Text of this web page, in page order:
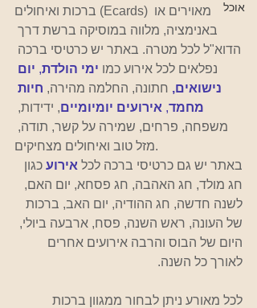
אוכל
ברכות ואיחולים (Ecards) מאוירים או
באנימציה, מלווה במוסיקה ברשת דרך
הדוא"ל לכל מטרה. באתר יש כרטיסי ברכה
נפלאים לכל אירוע כמו ימי הולדת, יום
נישואים, חתונה, החלמה מהירה, חיות
מחמד, אירועים יומיומיים, ידידות,
משפחה, פרחים, שמירה על קשר, תודה,
מזל טוב ואיחולים מצחיקים.
באתר יש גם כרטיסי ברכה לכל אירוע כגון
חג מולד, חג האהבה, חג פסחא, יום האם,
לשנה חדשה, חג ההודיה, יום האב, ברכות
של העונה, ראש השנה, פסח, ארבעה ביולי,
היום של הבוס והרבה אירועים אחרים
לאורך כל השנה.
לכל מאורע ניתן לבחור ממגוון ברכות